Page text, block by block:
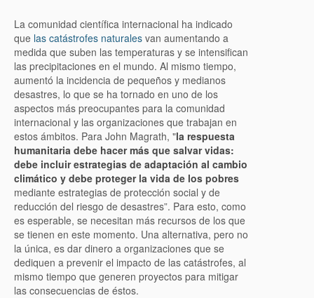
La comunidad científica internacional ha indicado
que las catástrofes naturales van aumentando a
medida que suben las temperaturas y se intensifican
las precipitaciones en el mundo. Al mismo tiempo,
aumentó la incidencia de pequeños y medianos
desastres, lo que se ha tornado en uno de los
aspectos más preocupantes para la comunidad
internacional y las organizaciones que trabajan en
estos ámbitos. Para John Magrath, "la respuesta
humanitaria debe hacer más que salvar vidas:
debe incluir estrategias de adaptación al cambio
climático y debe proteger la vida de los pobres
mediante estrategias de protección social y de
reducción del riesgo de desastres”. Para esto, como
es esperable, se necesitan más recursos de los que
se tienen en este momento. Una alternativa, pero no
la única, es dar dinero a organizaciones que se
dediquen a prevenir el impacto de las catástrofes, al
mismo tiempo que generen proyectos para mitigar
las consecuencias de éstos.